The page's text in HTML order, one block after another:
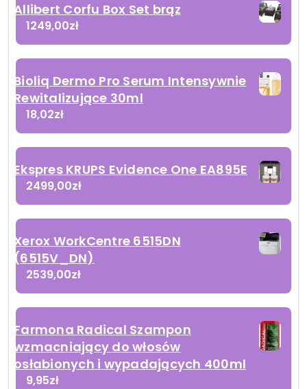
Allibert Corfu Box Set brąz
1249,00zł
Bioliq Dermo Pro Serum Intensywnie
Rewitalizujące 30ml
18,02zł
Ekspres KRUPS Evidence One EA895E
2499,00zł
Xerox WorkCentre 6515DN
(6515V_DN)
2539,00zł
Farmona Radical Szampon
wzmacniający do włosów
osłabionych i wypadających 400ml
9,95zł